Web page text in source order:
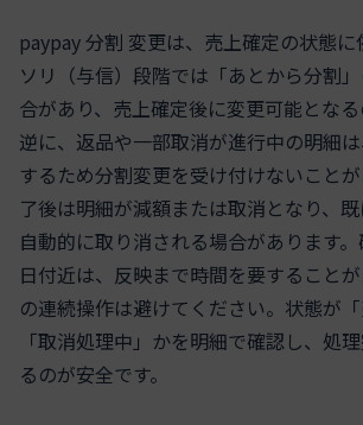
paypay 分割 変更は、売上確定の状態に
ソリ（与信）段階では「あとから分割
合があり、売上確定後に変更可能となる
逆に、返品や一部取消が進行中の明細
するため分割変更を受け付けないこと
了後は明細が減額または取消となり、
自動的に取り消される場合があります
日付近は、反映まで時間を要すること
の連続操作は避けてください。状態が
「取消処理中」かを明細で確認し、処
るのが安全です。